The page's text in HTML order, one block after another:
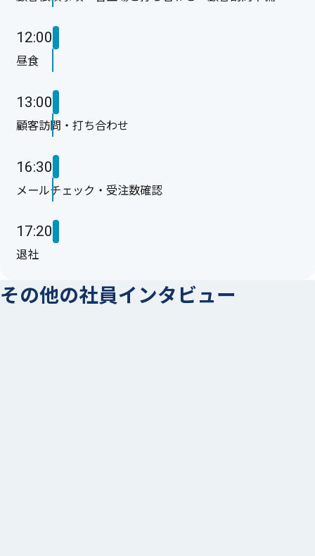
12:00
昼食
13:00
顧客訪問・打ち合わせ
16:30
メールチェック・受注数確認
17:20
退社
その他の社員インタビュー
#02
人との繋がりを大切に、
モノづくりを円滑に行います。
三重工場 製造部 技術課